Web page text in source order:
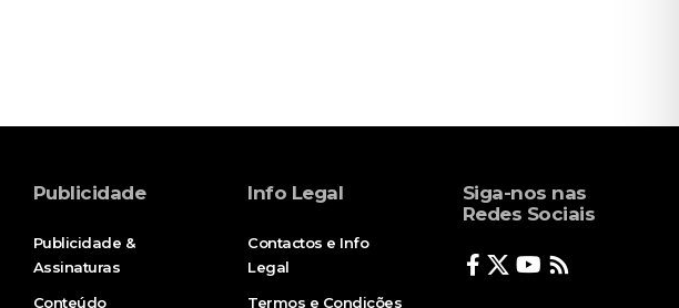
Publicidade
Publicidade &
Assinaturas
Conteúdo
Info Legal
Contactos e Info
Legal
Termos e Condições
Siga-nos nas
Redes Sociais